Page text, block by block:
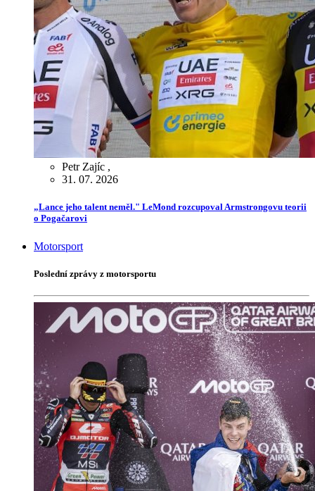
Petr Zajíc ,
31. 07. 2026
„Lance jeho talent neměl." LeMond rozcupoval Armstrongovu teorii
o Pogačarovi
Motorsport
Poslední zprávy z motorsportu